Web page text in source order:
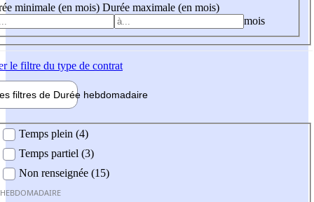
minimale (en mois) Durée maximale (en mois)
mois
le filtre du type de contrat
filtres de Durée hebdomadaire
Temps plein (4)
Temps partiel (3)
Non renseignée (15)